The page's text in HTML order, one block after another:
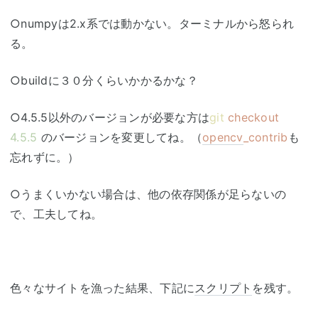
○numpyは2.x系では動かない。ターミナルから怒られ
る。
○buildに３０分くらいかかるかな？
○4.5.5以外のバージョンが必要な方はgit checkout
4.5.5 のバージョンを変更してね。（opencv _contrib も
忘れずに。）
○うまくいかない場合は、他の依存関係が足らないの
で、工夫してね。
色々なサイトを漁った結果、下記にスクリプト を残す。